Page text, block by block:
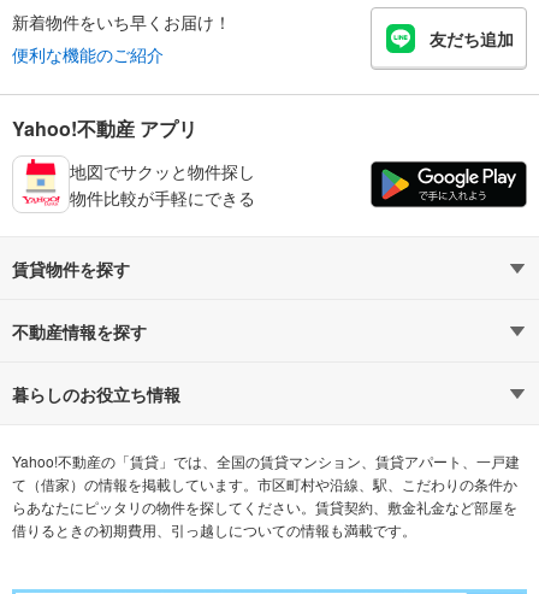
新着物件をいち早くお届け！
便利な機能のご紹介
友だち追加
Yahoo!不動産 アプリ
地図でサクッと物件探し
物件比較が手軽にできる
賃貸物件を探す
路線・駅から探す
通勤時間から探す
不動産会社から探す 希望の条件から探す
テーマから探す ランキングから探す
不動産情報を探す
不動産・住宅
新築マンション 中古マンション
新築一戸建て 中古一戸建て
注文住宅 土地
暮らしのお役立ち情報
マンションカタログ 教えて！住まいの先生
Yahoo!不動産の「賃貸」では、全国の賃貸マンション、賃貸アパート、一戸建
て（借家）の情報を掲載しています。市区町村や沿線、駅、こだわりの条件か
らあなたにピッタリの物件を探してください。賃貸契約、敷金礼金など部屋を
借りるときの初期費用、引っ越しについての情報も満載です。